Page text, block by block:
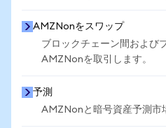
AMZNonをスワップ
ブロックチェーン間および
AMZNonを取引します。
予測
AMZNonと暗号資産予測市